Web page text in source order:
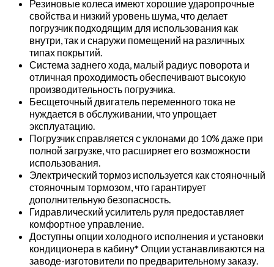
Резиновые колеса имеют хорошие ударопрочные
свойства и низкий уровень шума, что делает
погрузчик подходящим для использования как
внутри, так и снаружи помещений на различных
типах покрытий.
Система заднего хода, малый радиус поворота и
отличная проходимость обеспечивают высокую
производительность погрузчика.
Бесщеточный двигатель переменного тока не
нуждается в обслуживании, что упрощает
эксплуатацию.
Погрузчик справляется с уклонами до 10% даже при
полной загрузке, что расширяет его возможности
использования.
Электрический тормоз используется как стояночный
стояночным тормозом, что гарантирует
дополнительную безопасность.
Гидравлический усилитель руля предоставляет
комфортное управление.
Доступны опции холодного исполнения и установки
кондиционера в кабину* Опции устанавливаются на
заводе-изготовители по предварительному заказу.